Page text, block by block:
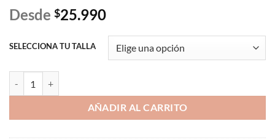
Desde $25.990
SELECCIONA TU TALLA
AÑADIR AL CARRITO